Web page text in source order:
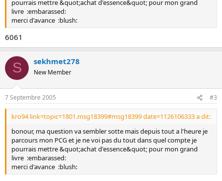
pourrais mettre &quot;achat d'essence&quot; pour mon grand
livre :embarassed:
merci d'avance :blush:
6061
S sekhmet278
New Member
7 Septembre 2005 #3
kro94 link=topic=1801.msg18399#msg18399 date=1126106333 a dit:
bonour, ma question va sembler sotte mais depuis tout a l'heure je
parcours mon PCG et je ne voi pas du tout dans quel compte je
pourrais mettre &quot;achat d'essence&quot; pour mon grand
livre :embarassed:
merci d'avance :blush: